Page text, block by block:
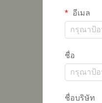
อีเมล
ชื่อ
ชื่อบริษัท